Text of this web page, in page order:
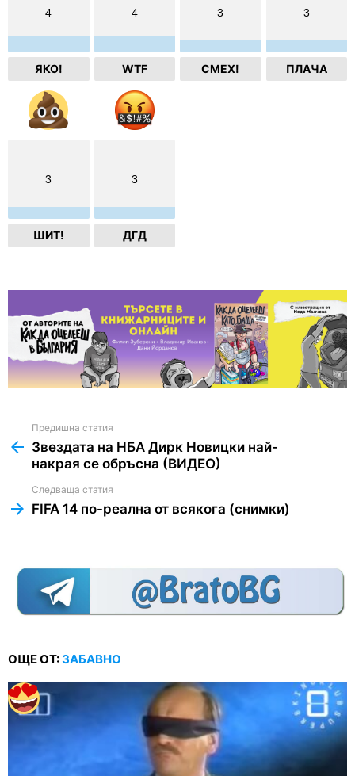
4
ЯКО!
4
WTF
3
СМЕХ!
3
ПЛАЧА
3
ШИТ!
3
ДГД
more
Предишна статия
Звездата на НБА Дирк Новицки най-
накрая се обръсна (ВИДЕО)
Следваща статия
FIFA 14 по-реална от всякога (снимки)
ОЩЕ ОТ:ЗАБАВНО